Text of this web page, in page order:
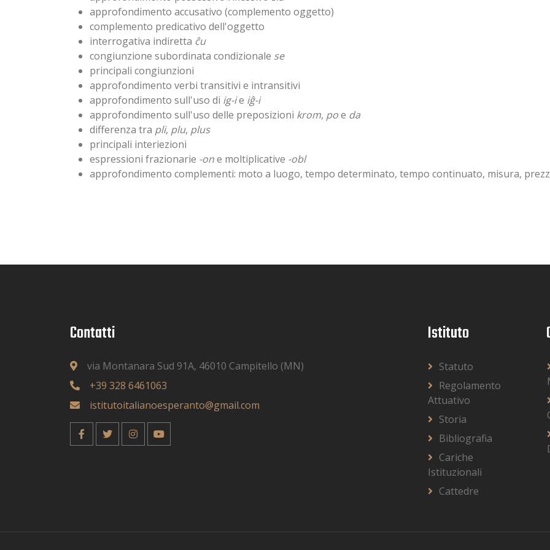
approfondimento accusativo (complemento oggetto)
complemento predicativo dell'oggetto
interrogativa indiretta ĉu
congiunzione subordinata condizionale se
principali congiunzioni
approfondimento verbi transitivi e intransitivi
approfondimento sull'uso di ig-ie iĝ-i
approfondimento sull'uso delle preposizioni krom, poe da
differenza tra pli, plu, plus
principali interiezioni
espressioni frazionarie -one moltiplicative -obl
approfondimento complementi: moto a luogo, tempo determinato, tempo continuato, misura,
Contatti
via Montanara Sud 91A, 46010 Campitello (MN)
+39 328 6461063
istitutoitalianoesperanto@gmail.com
Istituto
Statuto
Regolamento
Attuativo
Storia
Bibliografia
Cariche
Istituzionali
Cattedre